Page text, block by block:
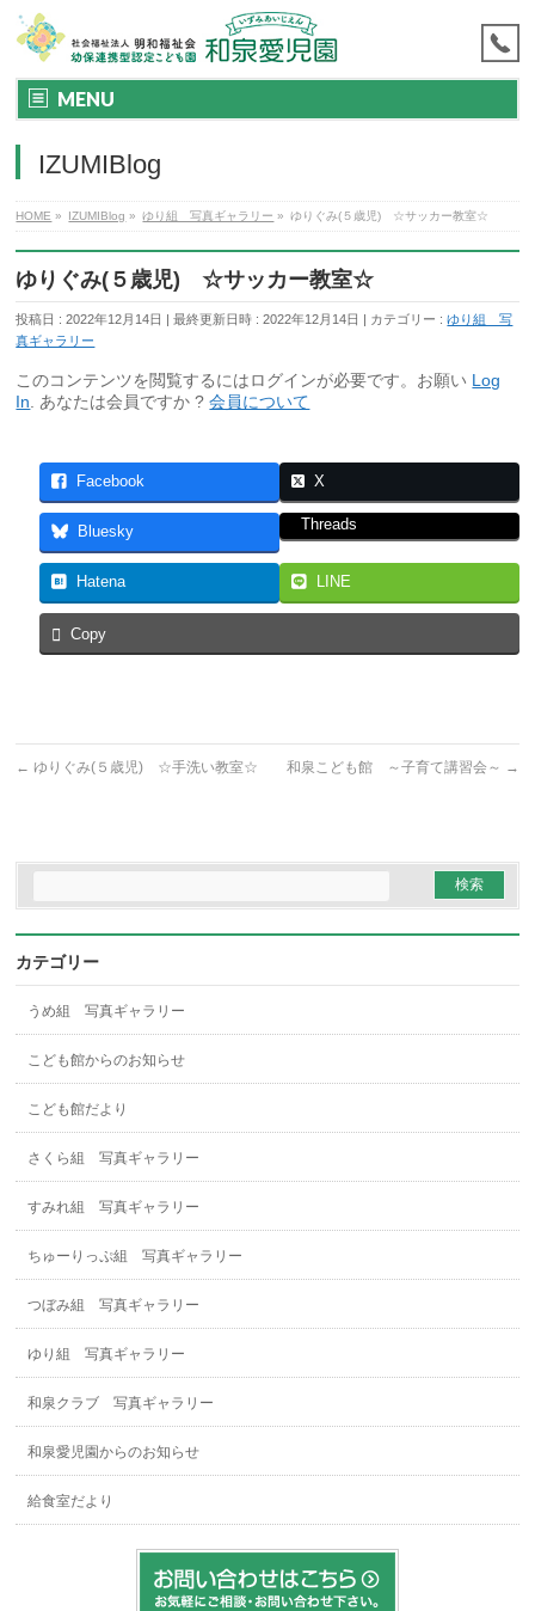
MENU
IZUMIBlog
HOME » IZUMIBlog » ゆり組 写真ギャラリー » ゆりぐみ(５歳児) ☆サッカー教室☆
ゆりぐみ(５歳児) ☆サッカー教室☆
投稿日 : 2022年12月14日 最終更新日時 : 2022年12月14日 カテゴリー :ゆり組 写
真ギャラリー
このコンテンツを閲覧するにはログインが必要です。お願い Log
In . あなたは会員ですか ?会員について
Facebook X
Bluesky Threads
Hatena LINE
Copy
← ゆりぐみ(５歳児) ☆手洗い教室☆ 和泉こども館 ～子育て講習会～ →
カテゴリー
うめ組 写真ギャラリー
こども館からのお知らせ
こども館だより
さくら組 写真ギャラリー
すみれ組 写真ギャラリー
ちゅーりっぷ組 写真ギャラリー
つぼみ組 写真ギャラリー
ゆり組 写真ギャラリー
和泉クラブ 写真ギャラリー
和泉愛児園からのお知らせ
給食室だより